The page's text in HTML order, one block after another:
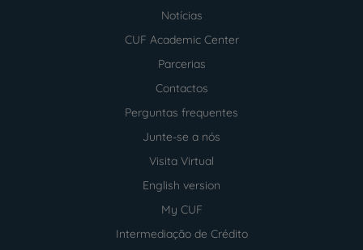
Notícias
CUF Academic Center
Parcerias
Contactos
Perguntas frequentes
Junte-se a nós
Visita Virtual
English version
My CUF
Intermediação de Crédito